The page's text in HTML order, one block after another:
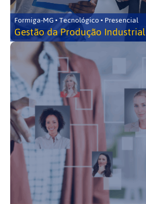
Formiga-MG • Tecnológico • Presencial
Gestão da Produção Industrial